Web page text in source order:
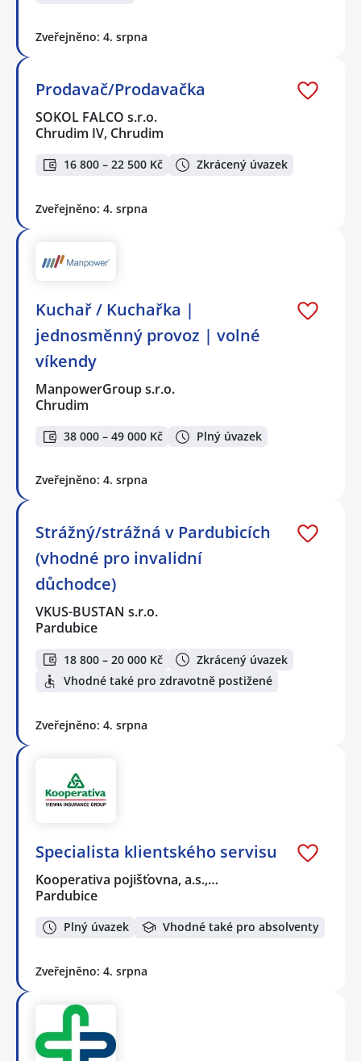
Zveřejněno: 4. srpna
Prodavač/Prodavačka
SOKOL FALCO s.r.o.
Chrudim IV, Chrudim
16 800 – 22 500 Kč Zkrácený úvazek
Zveřejněno: 4. srpna
Kuchař / Kuchařka |
jednosměnný provoz | volné
víkendy
ManpowerGroup s.r.o.
Chrudim
38 000 – 49 000 Kč Plný úvazek
Zveřejněno: 4. srpna
Strážný/strážná v Pardubicích
(vhodné pro invalidní
důchodce)
VKUS-BUSTAN s.r.o.
Pardubice
18 800 – 20 000 Kč
Zkrácený úvazek
Vhodné také pro zdravotně postižené
Zveřejněno: 4. srpna
Specialista klientského servisu
Kooperativa pojišťovna, a.s.,…
Pardubice
Plný úvazek Vhodné také pro absolventy
Zveřejněno: 4. srpna